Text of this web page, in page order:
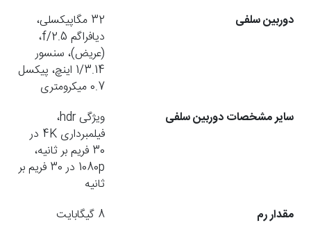
دوربین سلفی
32 مگاپیکسلی،
دیافراگم f/2.5،
(عریض)، سنسور
1/3.14 اینچ، پیکسل
0.7 میکرومتری
سایر مشخصات دوربین سلفی
ویژگی hdr،
فیلمبرداری 4K در
30 فریم بر ثانیه،
1080p در 30 فریم بر
ثانیه
مقدار رم
8 گیگابایت